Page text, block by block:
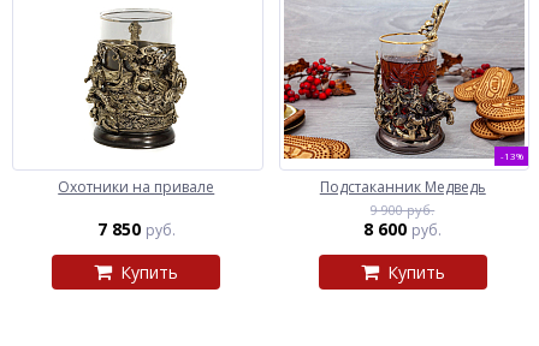
Охотники на привале
7 850 руб.
Купить
-13%
Подстаканник Медведь
9 900 руб.
8 600 руб.
Купить